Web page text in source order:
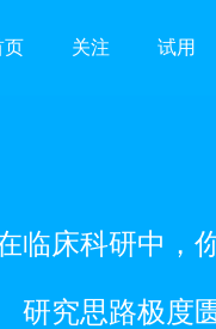
页 关注 试用
临床科研中，
研究思路极度